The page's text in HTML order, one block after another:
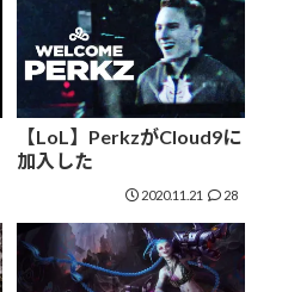
【LoL】PerkzがCloud9に
加入した
2020.11.21 28